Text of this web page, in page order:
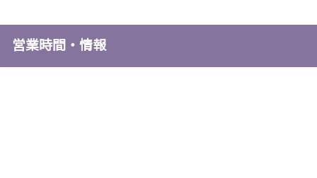
営業時間・情報